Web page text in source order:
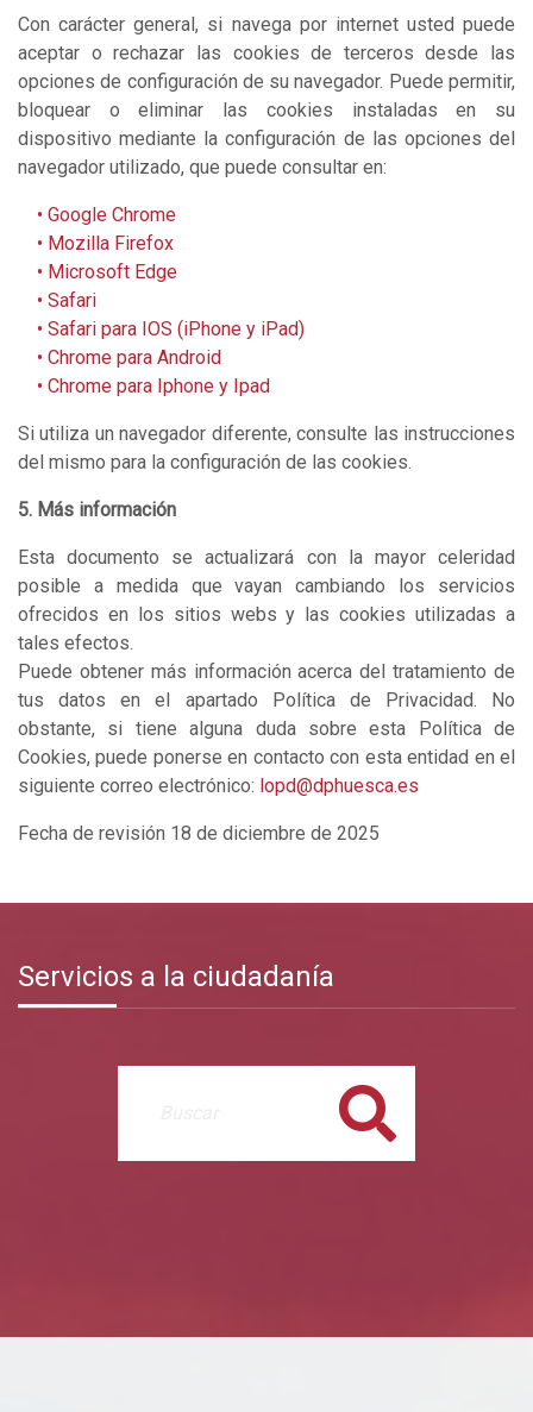
Con carácter general, si navega por internet usted puede
aceptar o rechazar las cookies de terceros desde las
opciones de configuración de su navegador. Puede permitir,
bloquear o eliminar las cookies instaladas en su
dispositivo mediante la configuración de las opciones del
navegador utilizado, que puede consultar en:
• Google Chrome
• Mozilla Firefox
• Microsoft Edge
• Safari
• Safari para IOS (iPhone y iPad)
• Chrome para Android
• Chrome para Iphone y Ipad
Si utiliza un navegador diferente, consulte las instrucciones
del mismo para la configuración de las cookies.
5. Más información
Esta documento se actualizará con la mayor celeridad
posible a medida que vayan cambiando los servicios
ofrecidos en los sitios webs y las cookies utilizadas a
tales efectos.
Puede obtener más información acerca del tratamiento de
tus datos en el apartado Política de Privacidad. No
obstante, si tiene alguna duda sobre esta Política de
Cookies, puede ponerse en contacto con esta entidad en el
siguiente correo electrónico: lopd@dphuesca.es
Fecha de revisión 18 de diciembre de 2025
Servicios a la ciudadanía
Buscar